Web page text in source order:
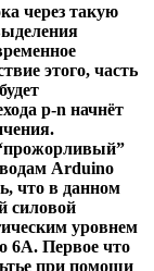
через такую
этого, часть
p-n начнёт
Arduino
что в данном
силовой
уровнем
6А. Первое что
при помощи